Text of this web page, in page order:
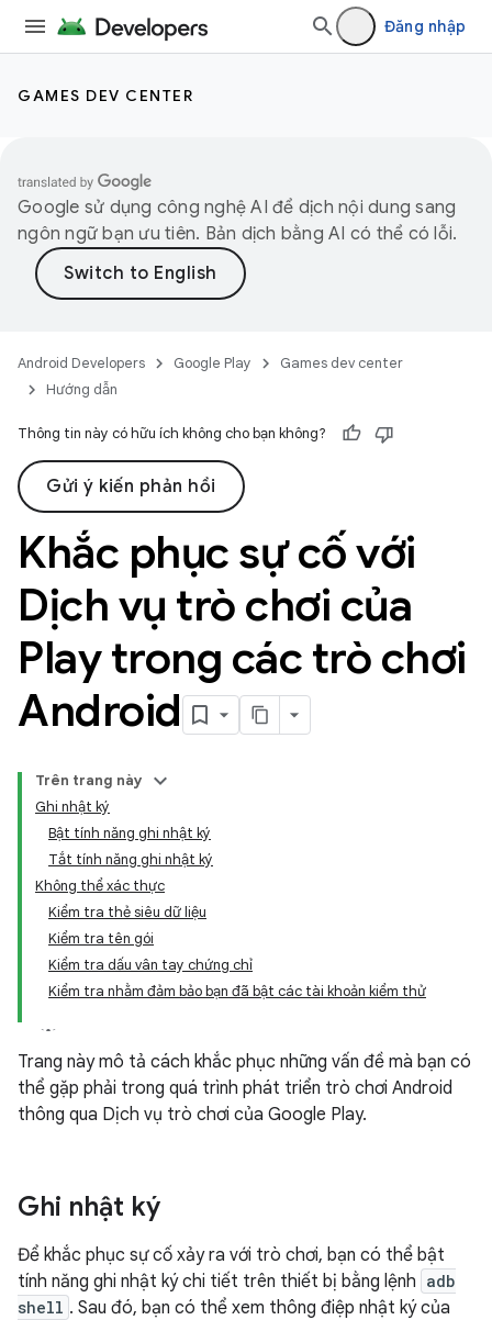
Đăng nhập
GAMES DEV CENTER
Google sử dụng công nghệ AI để dịch nội dung sang
ngôn ngữ bạn ưu tiên. Bản dịch bằng AI có thể có lỗi.
Android Developers Google Play
Games dev center
Hướng dẫn
Thông tin này có hữu ích không cho bạn không?
Gửi ý kiến phản hồi
Khắc phục sự cố với
Dịch vụ trò chơi của
Play trong các trò chơi
Android
Trên trang này
Ghi nhật ký
Bật tính năng ghi nhật ký
Tắt tính năng ghi nhật ký
Không thể xác thực
Kiểm tra thẻ siêu dữ liệu
Kiểm tra tên gói
Kiểm tra dấu vân tay chứng chỉ
Kiểm tra nhằm đảm bảo bạn đã bật các tài khoản kiểm thử
Trang này mô tả cách khắc phục những vấn đề mà bạn có
thể gặp phải trong quá trình phát triển trò chơi Android
thông qua Dịch vụ trò chơi của Google Play.
Ghi nhật ký
Để khắc phục sự cố xảy ra với trò chơi, bạn có thể bật
tính năng ghi nhật ký chi tiết trên thiết bị bằng lệnh adb
shell . Sau đó, bạn có thể xem thông điệp nhật ký của